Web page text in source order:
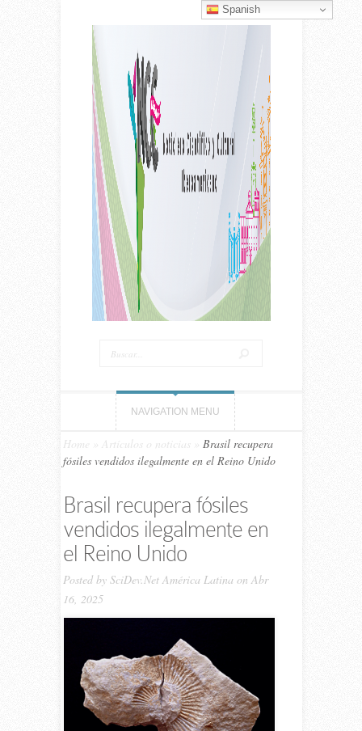
NAVIGATION MENU
Home Artículos o noticias
Brasil recupera
fósiles vendidos ilegalmente en el Reino Unido
Brasil recupera fósiles
vendidos ilegalmente en
el Reino Unido
Posted by SciDev.Net América Latina on Abr
16, 2025
Spanish